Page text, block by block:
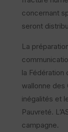
concernant
seront
La
la Fédération
wallonne des
inégalités et
Pauvreté.
campagne.